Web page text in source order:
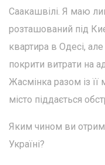
Саакашвілі. Я маю
розташований під
квартира в Одесі,
покрити витрати на
Жасмінка разом із
місто піддається
Яким чином ви
Україні?